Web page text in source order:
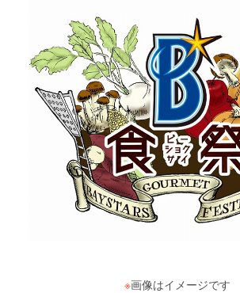
※画像はイメージです